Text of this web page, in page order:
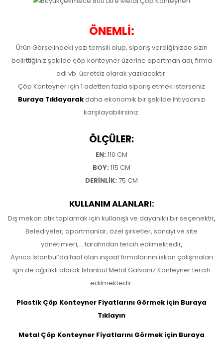
ÖNEMLİ:
Ürün Görselindeki yazı temsili olup, sipariş verdiğinizde sizin
belirttiğiniz şekilde çöp konteyner üzerine apartman adı, firma
adı vb. ücretsiz olarak yazılacaktır.
Çöp Konteyner için 1 adetten fazla sipariş etmek isterseniz
Buraya Tıklayarakdaha ekonomik bir şekilde ihtiyacınızı
karşılayabilirsiniz.
ÖLÇÜLER:
EN: 110 CM
BOY: 115 CM
DERİNLİK: 75 CM
KULLANIM ALANLARI:
Dış mekan atık toplamak için kullanışlı ve dayanıklı bir seçenektir,
Belediyeler, apartmanlar, özel şirketler, sanayi ve site
yönetimleri,… tarafından tercih edilmektedir,
Ayrıca İstanbul’da faal olan inşaat firmalarının iskan çalışmaları
için de ağırlıklı olarak İstanbul Metal Galvaniz Konteyner tercih
edilmektedir.
Plastik Çöp Konteyner Fiyatlarını Görmek için Buraya
Tıklayın
Metal Çöp Konteyner Fiyatlarını Görmek için Buraya